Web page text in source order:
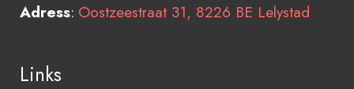
Adress: Oostzeestraat 31, 8226 BE Lelystad
Links